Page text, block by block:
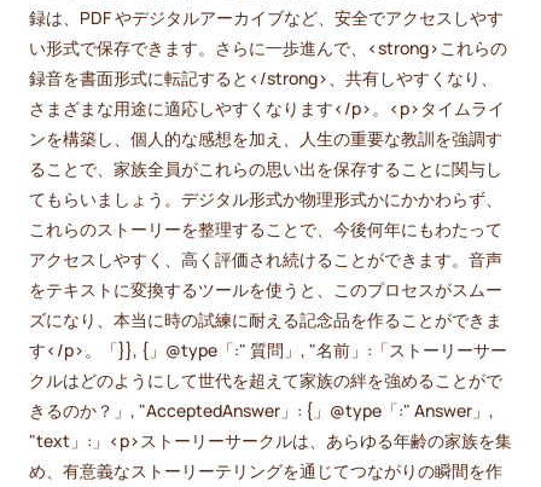
録は、PDF やデジタルアーカイブなど、安全でアクセスしやす
い形式で保存できます。さらに一歩進んで、<strong>これらの
録音を書面形式に転記すると</strong>、共有しやすくなり、
さまざまな用途に適応しやすくなります</p>。<p>タイムライ
ンを構築し、個人的な感想を加え、人生の重要な教訓を強調す
ることで、家族全員がこれらの思い出を保存することに関与し
てもらいましょう。デジタル形式か物理形式かにかかわらず、
これらのストーリーを整理することで、今後何年にもわたって
アクセスしやすく、高く評価され続けることができます。音声
をテキストに変換するツールを使うと、このプロセスがスムー
ズになり、本当に時の試練に耐える記念品を作ることができま
す</p>。「}}, {」@type「:" 質問」, "名前」:「ストーリーサー
クルはどのようにして世代を超えて家族の絆を強めることがで
きるのか？」, "AcceptedAnswer」: {」@type「:" Answer」,
"text」:」<p>ストーリーサークルは、あらゆる年齢の家族を集
め、有意義なストーリーテリングを通じてつながりの瞬間を作